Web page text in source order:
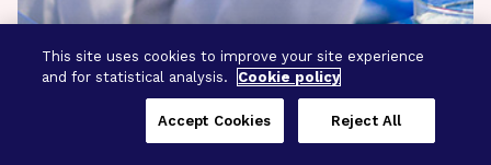
This site uses cookies to improve your site experience
and for statistical analysis.
Cookie policy
Reject All
Accept Cookies